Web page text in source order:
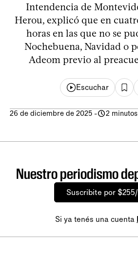
Intendencia de
Herou, explicó que en
horas en las que no se
Nochebuena, Navidad o
Adeom previo al
Escuchar
26 de diciembre de 2025 - 2
Nuestro periodismo
Suscribite por
Si ya tenés una cuenta